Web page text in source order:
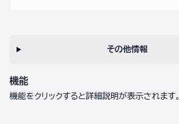
その他情報
機能
機能をクリックすると詳細説明が表示されます。